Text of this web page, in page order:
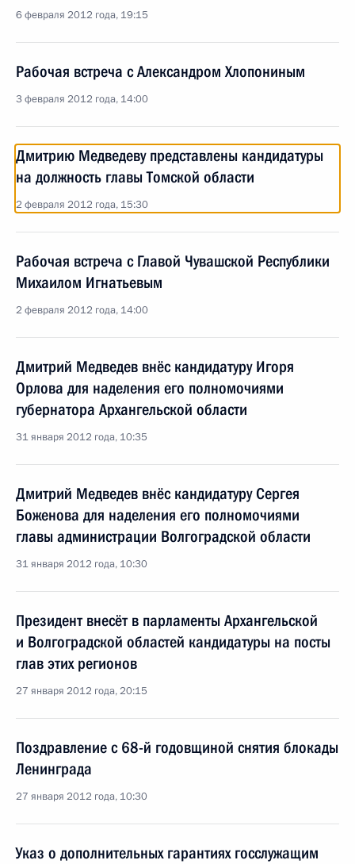
6 февраля 2012 года, 19:15
Рабочая встреча с Александром Хлопониным
3 февраля 2012 года, 14:00
Дмитрию Медведеву представлены кандидатуры
на должность главы Томской области
2 февраля 2012 года, 15:30
Рабочая встреча с Главой Чувашской Республики
Михаилом Игнатьевым
2 февраля 2012 года, 14:00
Дмитрий Медведев внёс кандидатуру Игоря
Орлова для наделения его полномочиями
губернатора Архангельской области
31 января 2012 года, 10:35
Дмитрий Медведев внёс кандидатуру Сергея
Боженова для наделения его полномочиями
главы администрации Волгоградской области
31 января 2012 года, 10:30
Президент внесёт в парламенты Архангельской
и Волгоградской областей кандидатуры на посты
глав этих регионов
27 января 2012 года, 20:15
Поздравление с 68-й годовщиной снятия блокады
Ленинграда
27 января 2012 года, 10:30
Указ о дополнительных гарантиях госслужащим